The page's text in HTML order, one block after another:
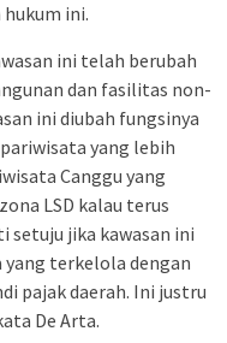
ini.
ini telah berubah
dan fasilitas non-
ini diubah fungsinya
yang lebih
Canggu yang
LSD kalau terus
setuju jika kawasan ini
yang terkelola dengan
pajak daerah. Ini justru
De Arta.